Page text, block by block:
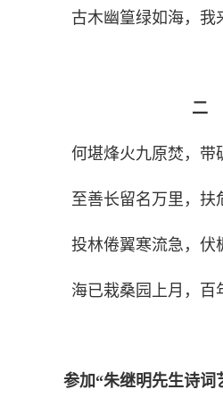
古木幽篁绿如海，我
二
何堪烽火九原焚，带
至善长留名万里，扶
投林倦翼寒流急，伏
海已栽桑园上月，百
参加“朱继明先生诗词